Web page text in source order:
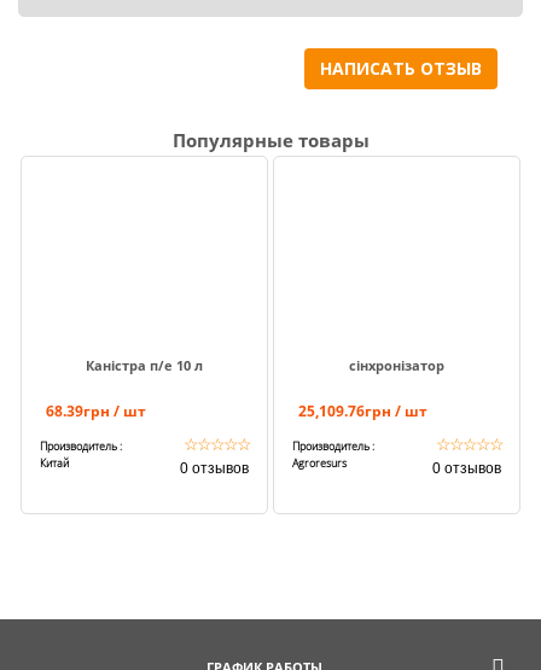
НАПИСАТЬ ОТЗЫВ
Популярные товары
Каністра п/е 10 л
68.39грн / шт
Производитель :
Китай
☆☆☆☆☆
0 отзывов
сінхронізатор
25,109.76грн / шт
Производитель :
Agroresurs
☆☆☆☆☆
0 отзывов